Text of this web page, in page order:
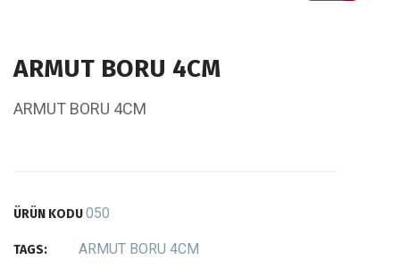
ARMUT BORU 4CM
ARMUT BORU 4CM
ÜRÜN KODU050
TAGS: ARMUT BORU 4CM